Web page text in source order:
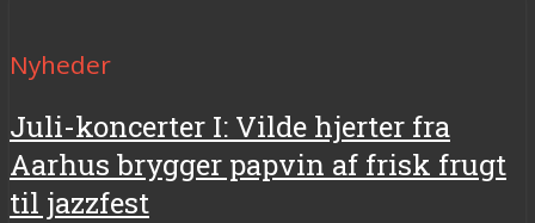
Nyheder
Juli-koncerter I: Vilde hjerter fra
Aarhus brygger papvin af frisk frugt
til jazzfest